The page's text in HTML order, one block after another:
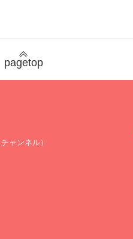
pagetop
チャンネル）